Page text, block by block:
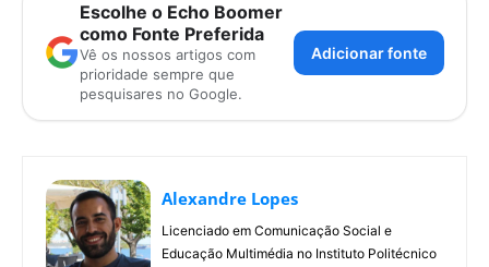
Escolhe o Echo Boomer
como Fonte Preferida
Vê os nossos artigos com
prioridade sempre que
pesquisares no Google.
Adicionar fonte
Alexandre Lopes
Licenciado em Comunicação Social e
Educação Multimédia no Instituto Politécnico